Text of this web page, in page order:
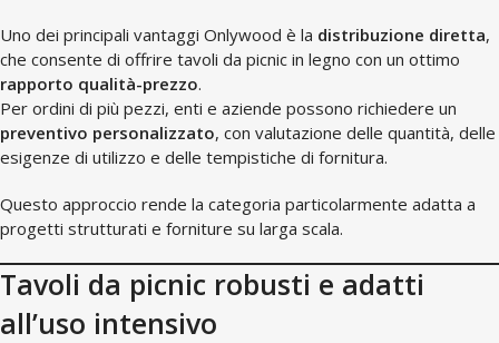
Uno dei principali vantaggi Onlywood è la distribuzione diretta,
che consente di offrire tavoli da picnic in legno con un ottimo
rapporto qualità-prezzo.
Per ordini di più pezzi, enti e aziende possono richiedere un
preventivo personalizzato, con valutazione delle quantità, delle
esigenze di utilizzo e delle tempistiche di fornitura.
Questo approccio rende la categoria particolarmente adatta a
progetti strutturati e forniture su larga scala.
Tavoli da picnic robusti e adatti
all’uso intensivo